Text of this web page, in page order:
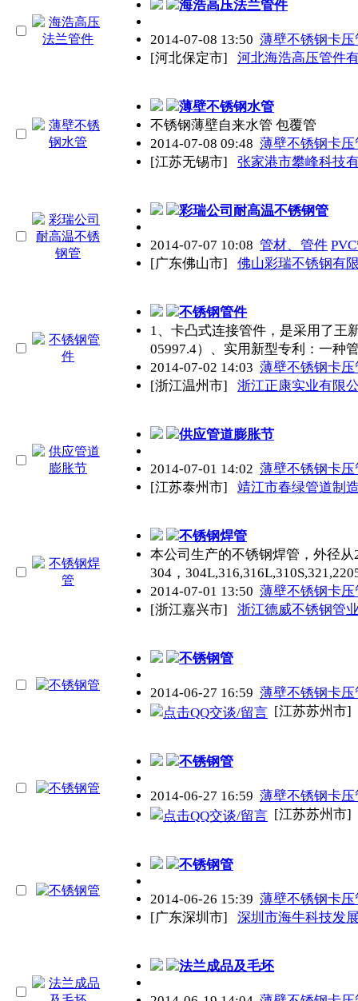
海浩高压法兰管件
2014-07-08 13:50 薄壁不锈钢卡压
[河北保定市]
河北海浩高压管件
薄壁不锈钢水管
不锈钢薄壁自来水管 包覆管
2014-07-08 09:48 薄壁不锈钢卡压
[江苏无锡市]
张家港市攀峰科技
彩瑞公司耐高温不锈钢管
2014-07-07 10:08 管材、管件
[广东佛山市]
佛山彩瑞不锈钢有
不锈钢管件
1、卡凸式连接管件，是采用了王
05997.4）、实用新型专利：一种
2014-07-02 14:03 薄壁不锈钢卡压
[浙江温州市]
浙江正康实业有限
供应管道膨胀节
2014-07-01 14:02 薄壁不锈钢卡压
[江苏泰州市]
靖江市春绿管道制
不锈钢焊管
本公司生产的不锈钢焊管，外径从
304，
2014-07-01 13:50 薄壁不锈钢卡压
[浙江嘉兴市]
浙江德威不锈钢管
不锈钢管
2014-06-27 16:59 薄壁不锈钢卡压
[江苏苏州市]
不锈钢管
2014-06-27 16:59 薄壁不锈钢卡压
[江苏苏州市]
不锈钢管
2014-06-26 15:39 薄壁不锈钢卡压
[广东深圳市]
深圳市海牛科技发
法兰成品及毛坯